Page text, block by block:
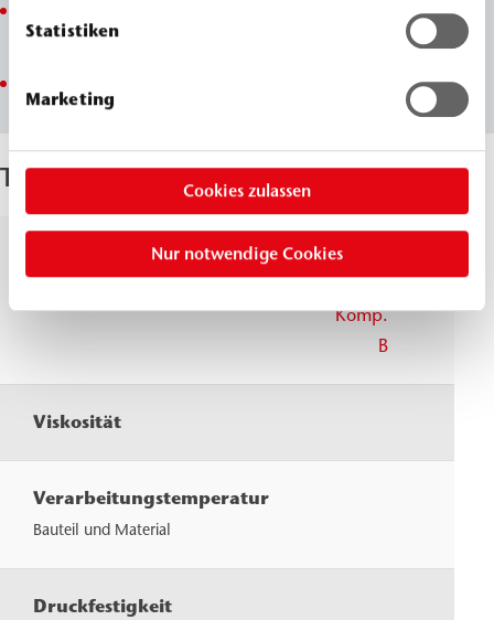
Statistiken
Marketing
Cookies zulassen
Nur notwendige Cookies
kann für Betonergänzung oder -reprofilierung mit
Quarzsand abgemischt werden
Technische Parameter
Komp.
A
Komp.
B
g/
≈1,3
Viskosität
Verarbeitungstemperatur
Bauteil und Material
Druckfestigkeit